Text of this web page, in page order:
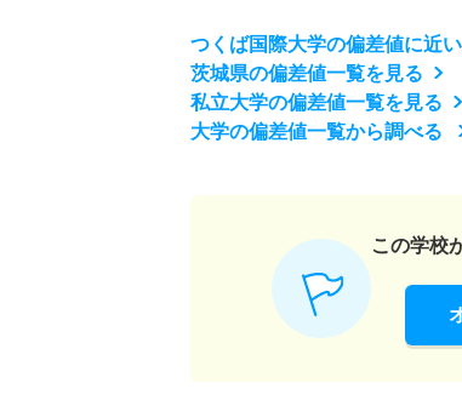
つくば国際大学の偏差値に近
茨城県の偏差値一覧を見る
私立大学の偏差値一覧を見る
大学の偏差値一覧から調べる
この学校